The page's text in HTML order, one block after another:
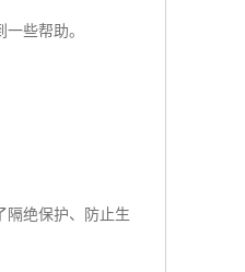
些帮助。
隔绝保护、防止生